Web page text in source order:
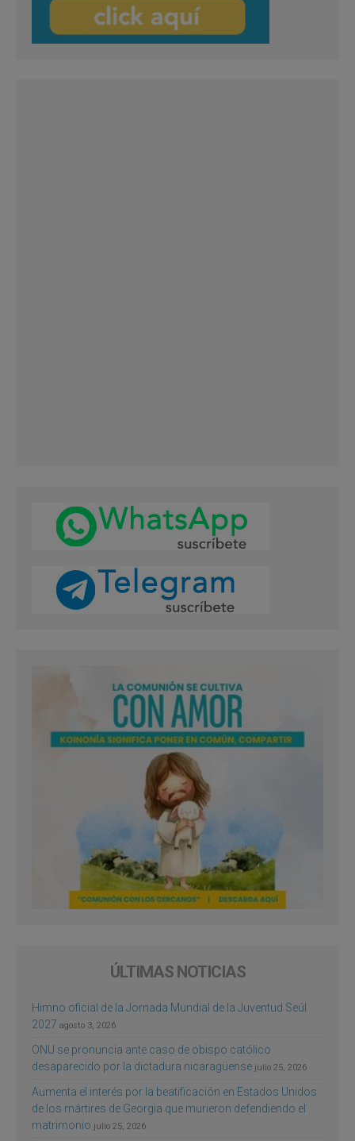
ÚLTIMAS NOTICIAS
Himno oficial de la Jornada Mundial de la Juventud Seúl
2027 agosto 3, 2026
ONU se pronuncia ante caso de obispo católico
desaparecido por la dictadura nicaragüense julio 25, 2026
Aumenta el interés por la beatificación en Estados Unidos
de los mártires de Georgia que murieron defendiendo el
matrimonio julio 25, 2026